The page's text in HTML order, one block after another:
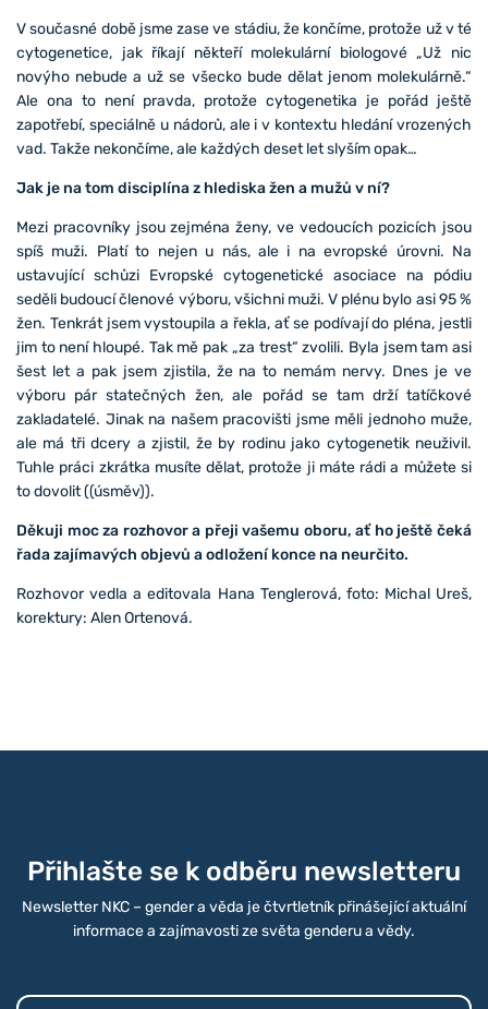
V současné době jsme zase ve stádiu, že končíme, protože už v té
cytogenetice, jak říkají někteří molekulární biologové „Už nic
novýho nebude a už se všecko bude dělat jenom molekulárně.“
Ale ona to není pravda, protože cytogenetika je pořád ještě
zapotřebí, speciálně u nádorů, ale i v kontextu hledání vrozených
vad. Takže nekončíme, ale každých deset let slyším opak…
Jak je na tom disciplína z hlediska žen a mužů v ní?
Mezi pracovníky jsou zejména ženy, ve vedoucích pozicích jsou
spíš muži. Platí to nejen u nás, ale i na evropské úrovni. Na
ustavující schůzi Evropské cytogenetické asociace na pódiu
seděli budoucí členové výboru, všichni muži. V plénu bylo asi 95 %
žen. Tenkrát jsem vystoupila a řekla, ať se podívají do pléna, jestli
jim to není hloupé. Tak mě pak „za trest“ zvolili. Byla jsem tam asi
šest let a pak jsem zjistila, že na to nemám nervy. Dnes je ve
výboru pár statečných žen, ale pořád se tam drží tatíčkové
zakladatelé. Jinak na našem pracovišti jsme měli jednoho muže,
ale má tři dcery a zjistil, že by rodinu jako cytogenetik neuživil.
Tuhle práci zkrátka musíte dělat, protože ji máte rádi a můžete si
to dovolit ((úsměv)).
Děkuji moc za rozhovor a přeji vašemu oboru, ať ho ještě čeká
řada zajímavých objevů a odložení konce na neurčito.
Rozhovor vedla a editovala Hana Tenglerová, foto: Michal Ureš,
korektury: Alen Ortenová.
Přihlašte se k odběru newsletteru
Newsletter NKC – gender a věda je čtvrtletník přinášející aktuální
informace a zajímavosti ze světa genderu a vědy.